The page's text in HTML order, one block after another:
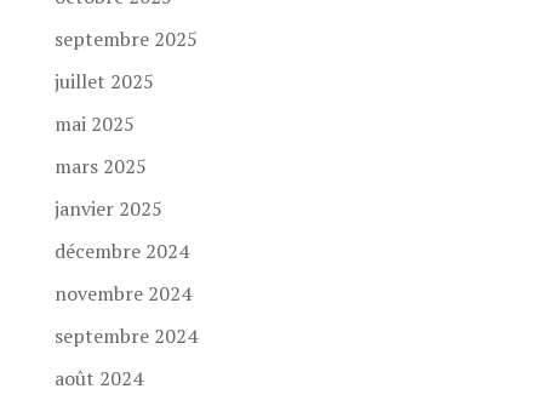
septembre 2025
juillet 2025
mai 2025
mars 2025
janvier 2025
décembre 2024
novembre 2024
septembre 2024
août 2024